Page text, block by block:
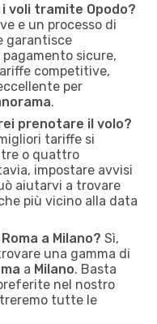
voli tramite Opodo?
e un processo di
garantisce
sicure,
competitive,
per
.
prenotare il volo?
tariffe si
o quattro
impostare avvisi
aiutarvi a trovare
più vicino alla data
a Milano? Sì,
una gamma di
a Milano. Basta
nel nostro
tutte le